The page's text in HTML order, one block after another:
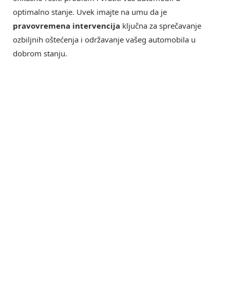
optimalno stanje. Uvek imajte na umu da je
pravovremena intervencija ključna za sprečavanje
ozbiljnih oštećenja i održavanje vašeg automobila u
dobrom stanju.